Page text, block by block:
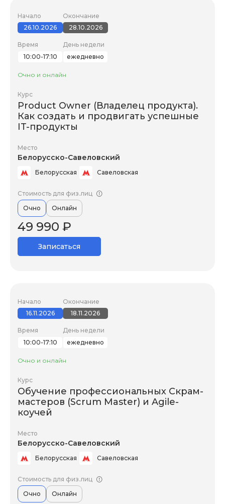
Начало
26.10.2026
Окончание
28.10.2026
Время
10:00-17:10
День недели
ежедневно
Очно и онлайн
Курс
Product Owner (Владелец продукта).
Как создать и продвигать успешные
IT-продукты
Место
Белорусско-Савеловский
Белорусская Савеловская
Стоимость для физ.лиц
Очно
Онлайн
49 990 ₽
Записаться
Начало
16.11.2026
Окончание
18.11.2026
Время
10:00-17:10
День недели
ежедневно
Очно и онлайн
Курс
Обучение профессиональных Скрам-
мастеров (Scrum Master) и Agile-
коучей
Место
Белорусско-Савеловский
Белорусская Савеловская
Стоимость для физ.лиц
Очно
Онлайн